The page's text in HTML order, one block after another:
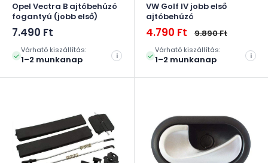
Opel Vectra B ajtóbehúzó
fogantyú (jobb első)
Akciós
7.490 Ft
Várható kiszállítás:
1–2 munkanap i
VW Golf IV jobb első
ajtóbehúzó
Akciós
4.790 Ft Normál
9.890 Ft
Várható kiszállítás:
1–2 munkanap i